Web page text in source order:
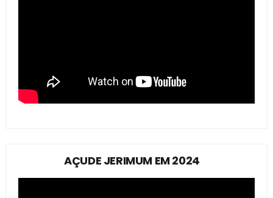
AÇUDE JERIMUM EM 2024